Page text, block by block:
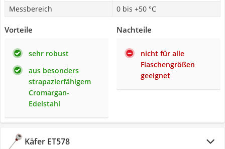
Messbereich 0 bis +50 °C
Vorteile
sehr robust
aus besonders
strapazierfähigem
Cromargan-
Edelstahl
Nachteile
nicht für alle
Flaschengrößen
geeignet
Käfer ET578